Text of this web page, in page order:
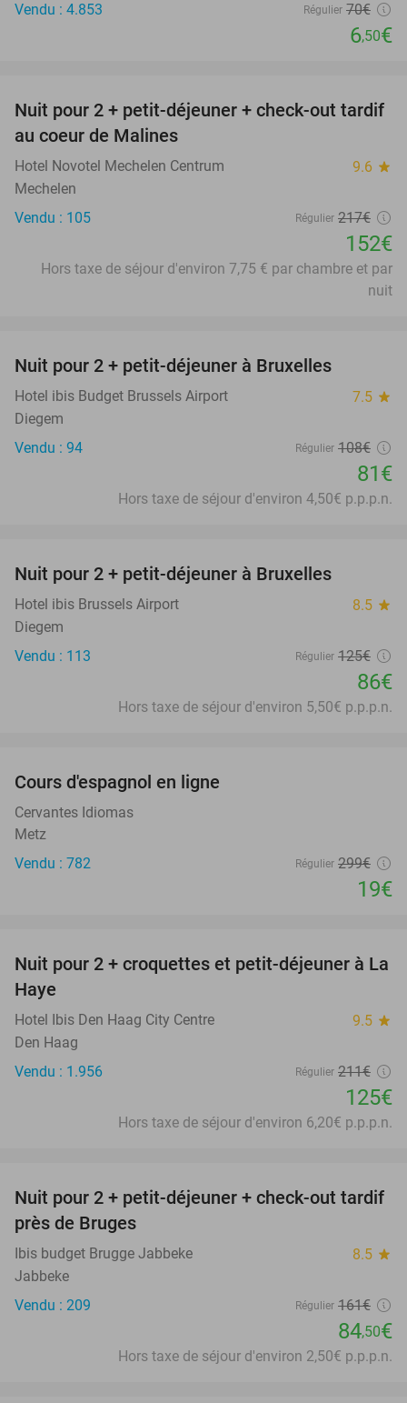
Vendu : 4.853
Régulier 70€
6,50€
30%
Nuit pour 2 + petit-déjeuner + check-out tardif
au coeur de Malines
Hotel Novotel Mechelen Centrum 9.6 star
Mechelen
Vendu : 105
Régulier 217€
152€
Hors taxe de séjour d'environ 7,75 € par chambre et par
nuit
Nuit pour 2 + petit-déjeuner à Bruxelles
Hotel ibis Budget Brussels Airport 7.5 star
Diegem
Vendu : 94
Régulier 108€
81€
Hors taxe de séjour d'environ 4,50€ p.p.p.n.
Nuit pour 2 + petit-déjeuner à Bruxelles
Hotel ibis Brussels Airport 8.5 star
Diegem
Vendu : 113
Régulier 125€
86€
Hors taxe de séjour d'environ 5,50€ p.p.p.n.
Cours d'espagnol en ligne
Cervantes Idiomas
Metz
Vendu : 782
Régulier 299€
19€
41%
Nuit pour 2 + croquettes et petit-déjeuner à La
Haye
Hotel Ibis Den Haag City Centre 9.5 star
Den Haag
Vendu : 1.956
Régulier 211€
125€
Hors taxe de séjour d'environ 6,20€ p.p.p.n.
48%
Nuit pour 2 + petit-déjeuner + check-out tardif
près de Bruges
Ibis budget Brugge Jabbeke 8.5 star
Jabbeke
Vendu : 209
Régulier 161€
84,50€
Hors taxe de séjour d'environ 2,50€ p.p.p.n.